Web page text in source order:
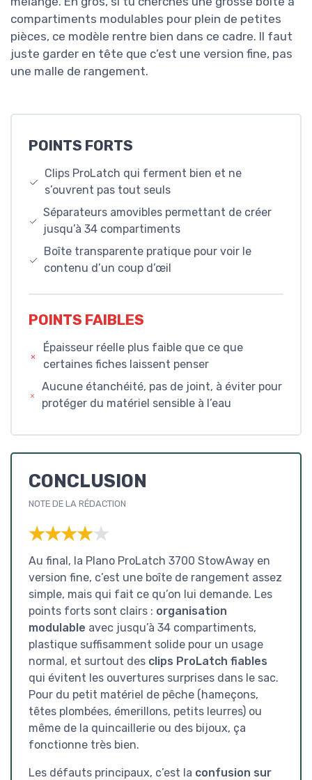
compartiments modulables pour plein de petites
pièces, ce modèle rentre bien dans ce cadre. Il faut
juste garder en tête que c’est une version fine, pas
une malle de rangement.
POINTS FORTS
Clips ProLatch qui ferment bien et ne
s’ouvrent pas tout seuls
Séparateurs amovibles permettant de créer
jusqu’à 34 compartiments
Boîte transparente pratique pour voir le
contenu d’un coup d’œil
POINTS FAIBLES
Épaisseur réelle plus faible que ce que
certaines fiches laissent penser
Aucune étanchéité, pas de joint, à éviter pour
protéger du matériel sensible à l’eau
CONCLUSION
NOTE DE LA RÉDACTION
★★★★★
★★★★★
Au final, la Plano ProLatch 3700 StowAway en
version fine, c’est une boîte de rangement assez
simple, mais qui fait ce qu’on lui demande. Les
points forts sont clairs : organisation
modulable avec jusqu’à 34 compartiments,
plastique suffisamment solide pour un usage
normal, et surtout des clips ProLatch fiables
qui évitent les ouvertures surprises dans le sac.
Pour du petit matériel de pêche (hameçons,
têtes plombées, émerillons, petits leurres) ou
même de la quincaillerie ou des bijoux, ça
fonctionne très bien.
Les défauts principaux, c’est la confusion sur